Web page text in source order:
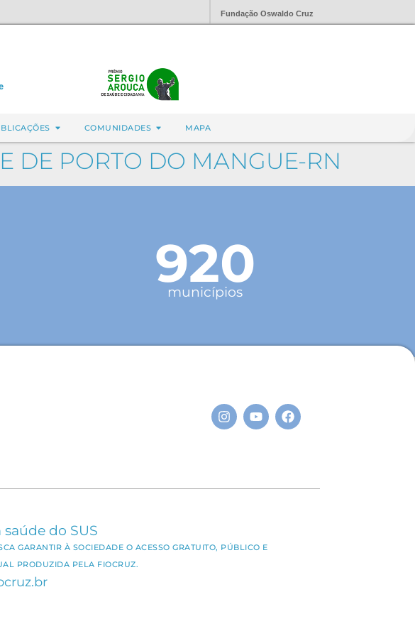
Fundação Oswaldo Cruz
COMUNIDADES MAPA
DE PORTO DO MANGUE-RN
920
municípios
do SUS
GARANTIR À SOCIEDADE O ACESSO GRATUITO, PÚBLICO E
PRODUZIDA PELA FIOCRUZ.